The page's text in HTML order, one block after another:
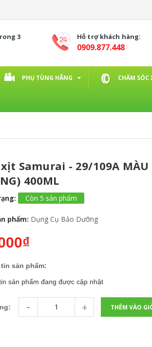
3
Hỗ trợ khách hàng:
0909.877.448
PHỤ TÙNG HÃNG CHĂM SÓC
Samurai - 29/109A MÀU
400ML
Còn 5 sản phẩm
phẩm: Dụng Cụ Bảo Dưỡng
sản phẩm:
sản phẩm đang được cập nhật
- + THÊM VÀO